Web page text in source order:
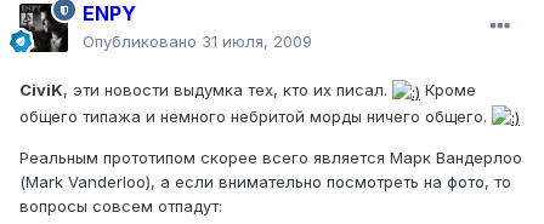
ENPY
Опубликовано 31 июля, 2009
CiviK, эти новости выдумка тех, кто их писал.
Кроме
общего типажа и немного небритой морды ничего общего.
Реальным прототипом скорее всего является Марк Вандерлоо
(Mark Vanderloo), а если внимательно посмотреть на фото, то
вопросы совсем отпадут: